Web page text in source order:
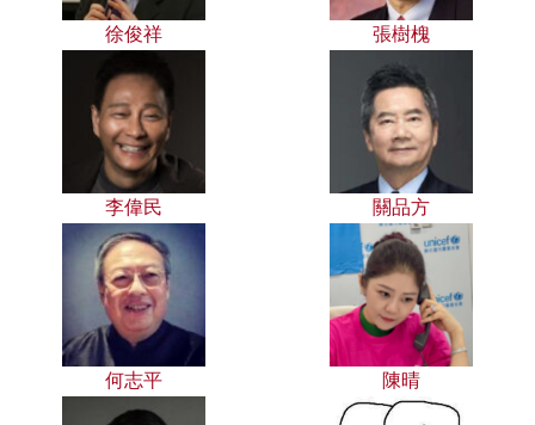
徐俊祥 張樹槐
李偉民 關品方
何志平 陳晴